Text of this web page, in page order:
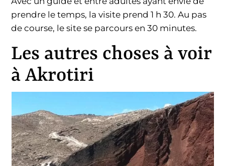
prendre le temps, la visite prend 1 h 30. Au pas
de course, le site se parcours en 30 minutes.
Les autres choses à voir
à Akrotiri